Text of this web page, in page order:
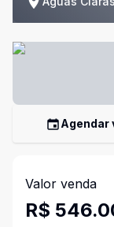
Agendar
Valor venda
R$